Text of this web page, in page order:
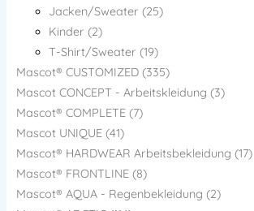
Jacken/Sweater (25)
Kinder (2)
T-Shirt/Sweater (19)
Mascot® CUSTOMIZED (335)
Mascot CONCEPT - Arbeitskleidung (3)
Mascot® COMPLETE (7)
Mascot UNIQUE (41)
Mascot® HARDWEAR Arbeitsbekleidung (17)
Mascot® FRONTLINE (8)
Mascot® AQUA - Regenbekleidung (2)